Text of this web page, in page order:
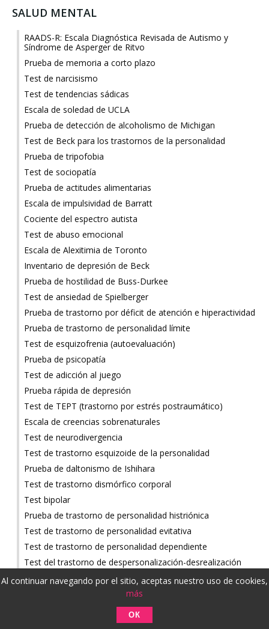
SALUD MENTAL
RAADS-R: Escala Diagnóstica Revisada de Autismo y
Síndrome de Asperger de Ritvo
Prueba de memoria a corto plazo
Test de narcisismo
Test de tendencias sádicas
Escala de soledad de UCLA
Prueba de detección de alcoholismo de Michigan
Test de Beck para los trastornos de la personalidad
Prueba de tripofobia
Test de sociopatía
Prueba de actitudes alimentarias
Escala de impulsividad de Barratt
Cociente del espectro autista
Test de abuso emocional
Escala de Alexitimia de Toronto
Inventario de depresión de Beck
Prueba de hostilidad de Buss-Durkee
Test de ansiedad de Spielberger
Prueba de trastorno por déficit de atención e hiperactividad
Prueba de trastorno de personalidad límite
Test de esquizofrenia (autoevaluación)
Prueba de psicopatía
Test de adicción al juego
Prueba rápida de depresión
Test de TEPT (trastorno por estrés postraumático)
Escala de creencias sobrenaturales
Test de neurodivergencia
Test de trastorno esquizoide de la personalidad
Prueba de daltonismo de Ishihara
Test de trastorno dismórfico corporal
Test bipolar
Prueba de trastorno de personalidad histriónica
Test de trastorno de personalidad evitativa
Test de trastorno de personalidad dependiente
Test del trastorno de despersonalización-desrealización
PARA DIVERTIRSE
Test de trastornos mentales de Wednesday Addams
Al continuar navegando por el sitio, aceptas nuestro uso de cookies,
más
ОК